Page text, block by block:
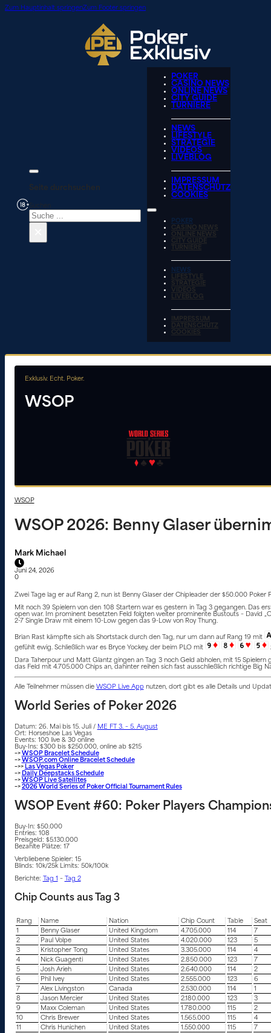
Zum Hauptinhalt springenZum Footer springen
Seite durchsuchen
POKER
CASINO NEWS
ONLINE NEWS
CITY GUIDE
TURNIERE
NEWS
LIFESTYLE
STRATEGIE
VIDEOS
LIVEBLOG
IMPRESSUM
DATENSCHUTZ
COOKIES
POKER
CASINO NEWS
ONLINE NEWS
CITY GUIDE
TURNIERE
NEWS
LIFESTYLE
STRATEGIE
VIDEOS
LIVEBLOG
IMPRESSUM
DATENSCHUTZ
COOKIES
Exklusiv. Echt. Poker.
WSOP
WSOP
WSOP 2026: Benny Glaser
Mark Michael
Juni 24, 2026
0
Zwei Tage lag er auf Rang 2, nun ist Benny Glaser der Chipleader der $50.000
Mit noch 39 Spielern von den 108 Startern war es gestern in Tag 3 gegangen. Das
open war. Im prominent besetzten Feld folgten weiter prominente Bustouts – David
2-7 Single Draw mit einem 10-Low gegen das 9-Low von Roy Thung.
Brian Rast kämpfte sich als Shortstack durch den Tag, nur um dann auf Rang 19 mit
gefühlt ewig. Schließlich war es Bryce Yockey, der beim PLO mit
Dara Taherpour und Matt Glantz gingen an Tag 3 noch Geld abholen, mit 15
das Feld mit 4.705.000 Chips an, dahinter reihen sich fast ausschließlich richtige Big
Alle Teilnehmer müssen die WSOP Live Appnutzen, dort gibt es alle Details und
World Series of Poker 2026
Datum: 26. Mai bis 15. Juli / ME FT 3. – 5. August
Ort: Horseshoe Las Vegas
Events: 100 live & 30 online
Buy-Ins: $300 bis $250.000, online ab $215
–>WSOP Bracelet Schedule
–>WSOP.com Online Bracelet Schedule
–>> Las Vegas Poker
–> Daily Deepstacks Schedule
–>WSOP Live Satellites
–>2026 World Series of Poker Official Tournament Rules
WSOP Event #60: Poker Players
Buy-In: $50.000
Entries: 108
Preisgeld: $5.130.000
Bezahlte Plätze: 17
Verbliebene Spieler: 15
Blinds: 10k/25k Limits: 50k/100k
Berichte: Tag 1 – Tag 2
Chip Counts aus Tag 3
Rang Name Nation Chip Count Table
Seat
1
Benny Glaser United Kingdom 4.705.000 114
7
2
Paul Volpe United States 4.020.000 123
5
3
Kristopher Tong United States 3.305.000 114
4
4
Nick Guagenti United States 2.850.000 123
7
5
Josh Arieh United States 2.640.000 114
2
6
Phil Ivey United States 2.555.000 123
6
7
Alex Livingston Canada 2.530.000 114
1
8
Jason Mercier United States 2.180.000 123
3
9
Maxx Coleman United States 1.780.000 115
2
10
Chris Brewer United States 1.565.000 115
4
11
Chris Hunichen United States 1.550.000 115
7